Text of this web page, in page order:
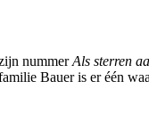
nummerAls sterren
Bauer is er één